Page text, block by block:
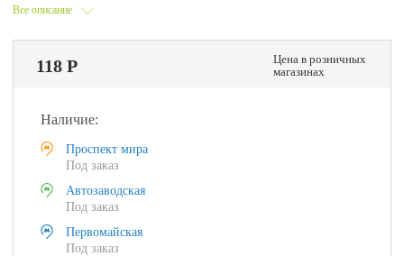
Все описание
118 Р
Цена в розничных
магазинах
Наличие:
Проспект мира
Под заказ
Автозаводская
Под заказ
Первомайская
Под заказ